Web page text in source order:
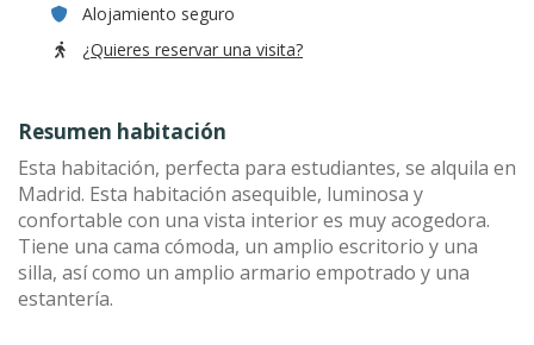
Alojamiento seguro
¿Quieres reservar una visita?
Resumen habitación
Esta habitación, perfecta para estudiantes, se alquila en
Madrid. Esta habitación asequible, luminosa y
confortable con una vista interior es muy acogedora.
Tiene una cama cómoda, un amplio escritorio y una
silla, así como un amplio armario empotrado y una
estantería.